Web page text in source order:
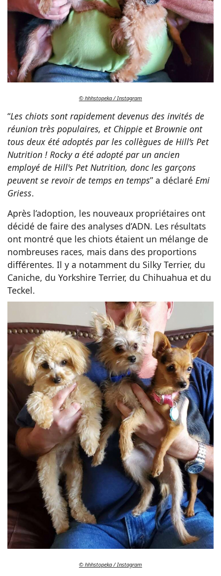
© hhhstopeka / Instagram
“Les chiots sont rapidement devenus des invités de
réunion très populaires, et Chippie et Brownie ont
tous deux été adoptés par les collègues de Hill’s Pet
Nutrition ! Rocky a été adopté par un ancien
employé de Hill's Pet Nutrition, donc les garçons
peuvent se revoir de temps en temps” a déclaré Emi
Griess.
Après l’adoption, les nouveaux propriétaires ont
décidé de faire des analyses d’ADN. Les résultats
ont montré que les chiots étaient un mélange de
nombreuses races, mais dans des proportions
différentes. Il y a notamment du Silky Terrier, du
Caniche, du Yorkshire Terrier, du Chihuahua et du
Teckel.
© hhhstopeka / Instagram